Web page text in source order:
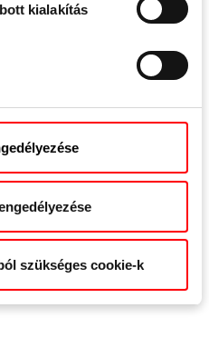
kialakítás
szükséges cookie-k